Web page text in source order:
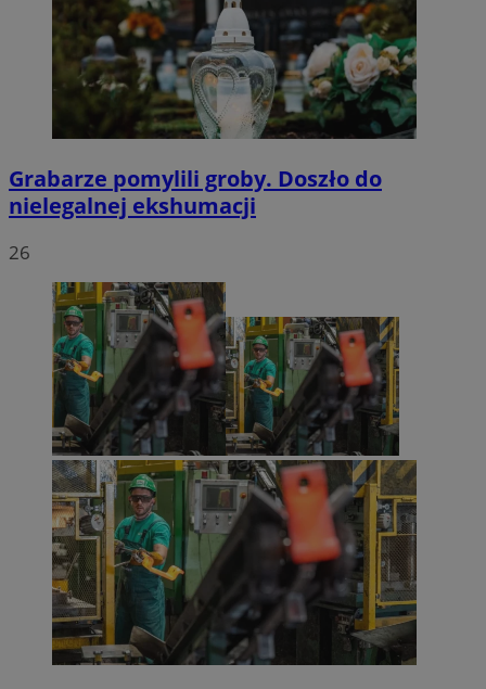
Grabarze pomylili groby. Doszło do
nielegalnej ekshumacji
26